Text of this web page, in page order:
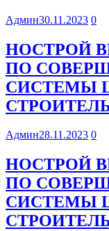
Админ30.11.2023 0
НОСТРОЙ
ПО
СИСТЕМЫ
Админ28.11.2023 0
НОСТРОЙ
ПО
СИСТЕМЫ